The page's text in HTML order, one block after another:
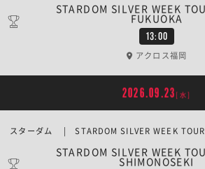
13:00
STARDOM SILVER WEEK
FUKUOKA
アクロス福岡
2026.09.23 [水]
STARDOM SILVER WEEK
SHIMONOSEKI
スターダム | STARDOM SILVER WEEK